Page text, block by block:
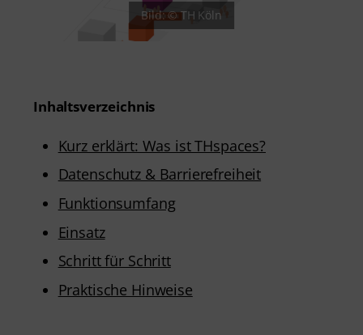
Inhaltsverzeichnis
Kurz erklärt: Was ist THspaces?
Datenschutz & Barrierefreiheit
Funktionsumfang
Einsatz
Schritt für Schritt
Praktische Hinweise